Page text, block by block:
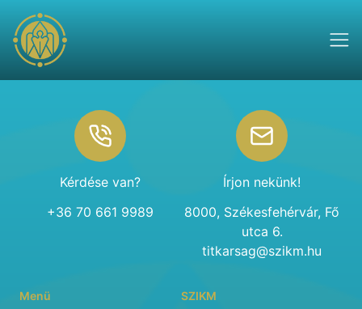
Kérdése van?
+36 70 661 9989
Írjon nekünk!
8000, Székesfehérvár, Fő
utca 6.
titkarsag@szikm.hu
Menü SZIKM